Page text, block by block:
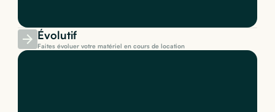
Évolutif
Faites évoluer votre matériel en cours de location